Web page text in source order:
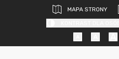
MAPA STRONY